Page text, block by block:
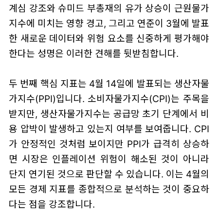
계심 강조와 슈미드 부총재의 유가 상승이 근원물가
지수에 미치는 영향 경고, 그리고 연준이 3월에 발표
한 새로운 데이터와 위험 요소를 신중하게 평가해야
한다는 성명은 이러한 견해를 뒷받침합니다.
두 번째 핵심 지표는 4월 14일에 발표되는 생산자물
가지수(PPI)입니다. 소비자물가지수(CPI)는 주목을
받지만, 생산자물가지수는 공급망 초기 단계에서 비
용 압박이 발생하고 있는지 여부를 보여줍니다. CPI
가 안정적인 것처럼 보이지만 PPI가 급격히 상승하
면 시장은 인플레이션 위험이 해소된 것이 아니라
단지 연기된 것으로 판단할 수 있습니다. 이는 4월의
모든 경제 지표를 종합적으로 분석하는 것이 중요하
다는 점을 강조합니다.